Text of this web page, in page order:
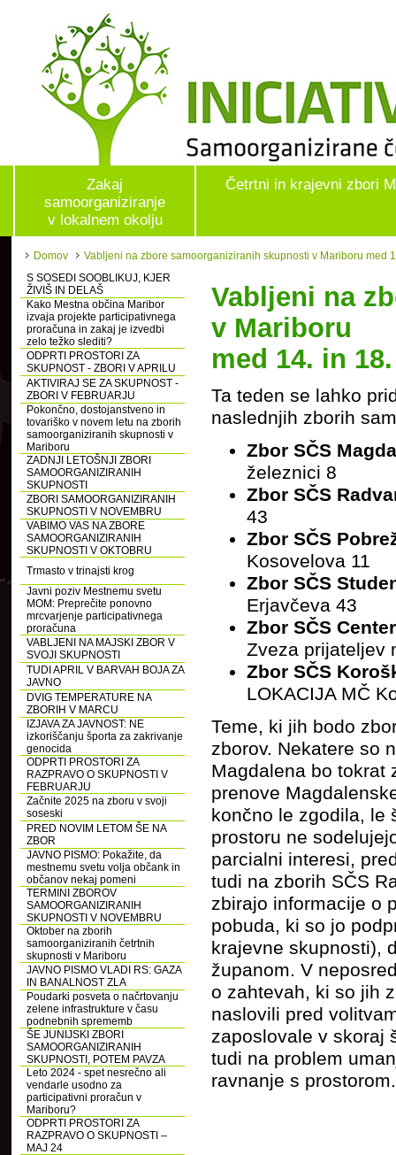
Zakaj
samoorganiziranje
v lokalnem okolju
Četrtni in krajevni zbori
Domov
Vabljeni na zbore samoorganiziranih skupnosti v Mariboru med
S SOSEDI SOOBLIKUJ, KJER
ŽIVIŠ IN DELAŠ
Kako Mestna občina Maribor
izvaja projekte participativnega
proračuna in zakaj je izvedbi
zelo težko slediti?
ODPRTI PROSTORI ZA
SKUPNOST - ZBORI V APRILU
AKTIVIRAJ SE ZA SKUPNOST -
ZBORI V FEBRUARJU
Pokončno, dostojanstveno in
tovariško v novem letu na zborih
samoorganiziranih skupnosti v
Mariboru
ZADNJI LETOŠNJI ZBORI
SAMOORGANIZIRANIH
SKUPNOSTI
ZBORI SAMOORGANIZIRANIH
SKUPNOSTI V NOVEMBRU
VABIMO VAS NA ZBORE
SAMOORGANIZIRANIH
SKUPNOSTI V OKTOBRU
Trmasto v trinajsti krog
Javni poziv Mestnemu svetu
MOM: Preprečite ponovno
mrcvarjenje participativnega
proračuna
VABLJENI NA MAJSKI ZBOR V
SVOJI SKUPNOSTI
TUDI APRIL V BARVAH BOJA ZA
JAVNO
DVIG TEMPERATURE NA
ZBORIH V MARCU
IZJAVA ZA JAVNOST: NE
izkoriščanju športa za zakrivanje
genocida
ODPRTI PROSTORI ZA
RAZPRAVO O SKUPNOSTI V
FEBRUARJU
Začnite 2025 na zboru v svoji
soseski
PRED NOVIM LETOM ŠE NA
ZBOR
JAVNO PISMO: Pokažite, da
mestnemu svetu volja občank in
občanov nekaj pomeni
TERMINI ZBOROV
SAMOORGANIZIRANIH
SKUPNOSTI V NOVEMBRU
Oktober na zborih
samoorganiziranih četrtnih
skupnosti v Mariboru
JAVNO PISMO VLADI RS: GAZA
IN BANALNOST ZLA
Poudarki posveta o načrtovanju
zelene infrastrukture v času
podnebnih sprememb
ŠE JUNIJSKI ZBORI
SAMOORGANIZIRANIH
SKUPNOSTI, POTEM PAVZA
Leto 2024 - spet nesrečno ali
vendarle usodno za
participativni proračun v
Mariboru?
ODPRTI PROSTORI ZA
RAZPRAVO O SKUPNOSTI –
MAJ 24
Vabljeni na
v Mariboru
med 14. in
Ta teden se lahko
naslednjih zborih
Zbor SČS
železnici 8
Zbor SČS
43
Zbor SČS
Kosovelova 11
Zbor SČS
Erjavčeva 43
Zbor SČS
Zveza prijateljev
Zbor SČS
LOKACIJA MČ
Teme, ki jih bodo
zborov. Nekatere so
Magdalena bo tokrat
prenove
končno le zgodila, le
prostoru ne
parcialni interesi,
tudi na zborih SČS
zbirajo informacije o
pobuda, ki so jo
krajevne skupnosti),
županom. V
o zahtevah, ki so jih
naslovili pred
zaposlovale v skoraj
tudi na problem
ravnanje s prostorom.